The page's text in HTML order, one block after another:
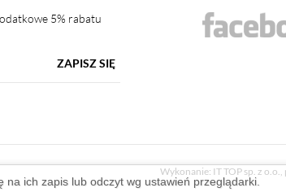
5% rabatu
ZAPISZ SIĘ
Wykonanie: IT TOP sp. z o.o.,
ich zapis lub odczyt wg ustawień przeglądarki.